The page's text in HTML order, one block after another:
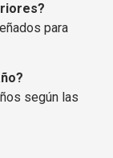
para
según las